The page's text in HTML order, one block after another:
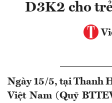
D3K2 cho
Ngày 15/5, tại Thanh
Việt Nam (Quỹ